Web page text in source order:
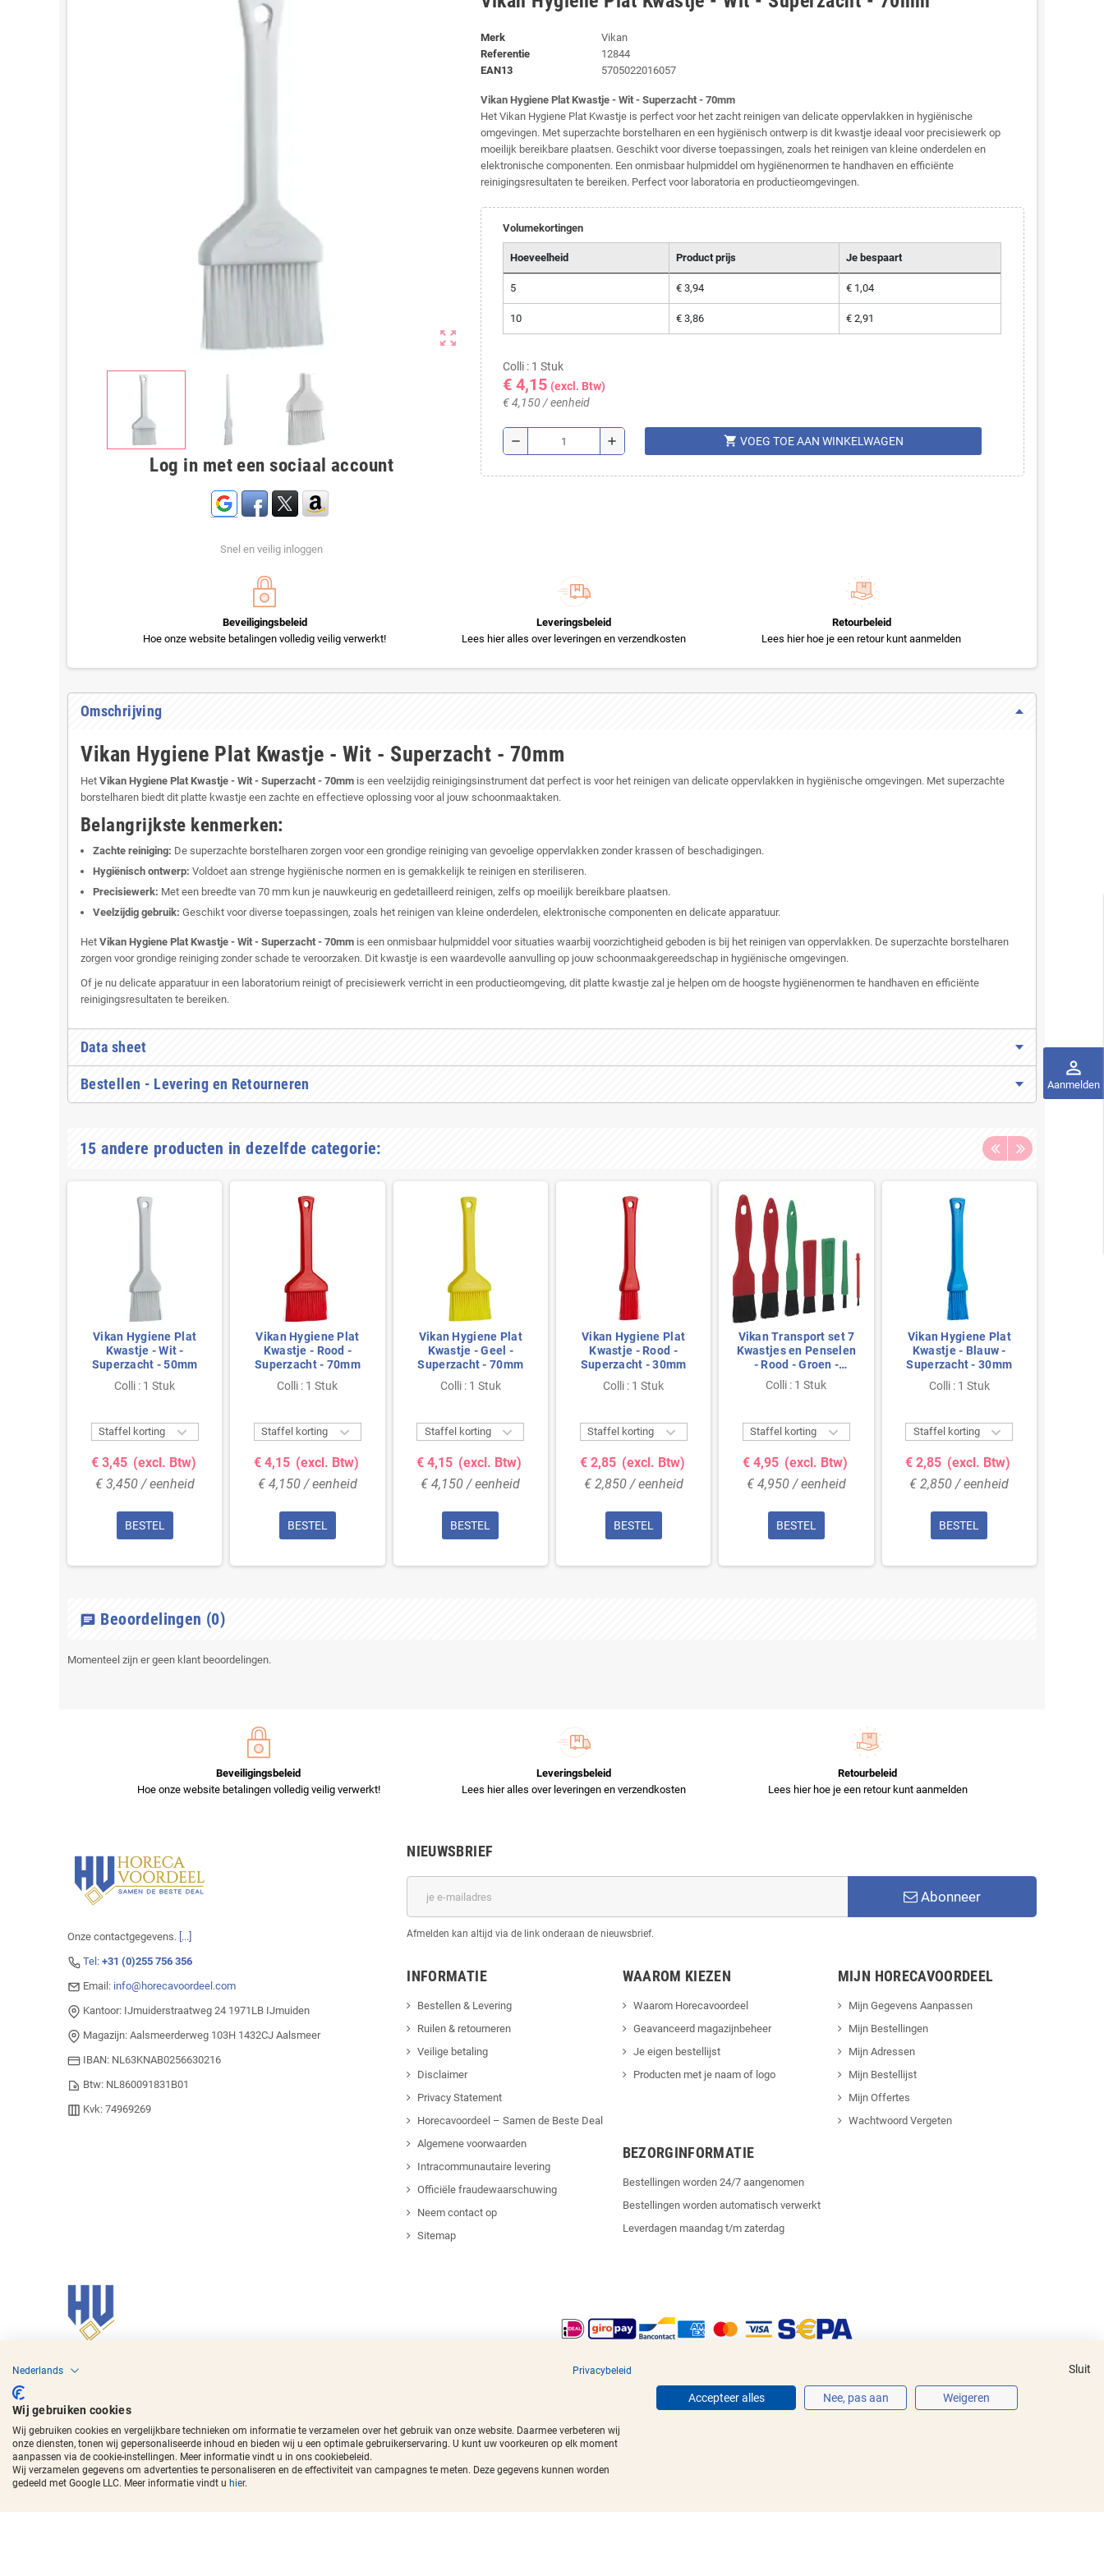
perm_identity
Aanmelden
zoom_out_map
Log in met een sociaal account
Snel en veilig inloggen
Merk
Vikan
Referentie
12844
EAN13
5705022016057
Vikan Hygiene Plat Kwastje - Wit - Superzacht - 70mm
Het Vikan Hygiene Plat Kwastje is perfect voor het zacht reinigen van delicate oppervlakken in hygiënische
omgevingen. Met superzachte borstelharen en een hygiënisch ontwerp is dit kwastje ideaal voor precisiewerk op
moeilijk bereikbare plaatsen. Geschikt voor diverse toepassingen, zoals het reinigen van kleine onderdelen en
elektronische componenten. Een onmisbaar hulpmiddel om hygiënenormen te handhaven en efficiënte
reinigingsresultaten te bereiken. Perfect voor laboratoria en productieomgevingen.
Volumekortingen
Hoeveelheid Product prijs Je bespaart
5 € 3,94 € 1,04
10 € 3,86 € 2,91
Colli : 1 Stuk
€ 4,15 (excl. Btw)
€ 4,150 / eenheid
remove add shopping_cart VOEG TOE AAN WINKELWAGEN
Beveiligingsbeleid
Hoe onze website betalingen volledig veilig verwerkt!
Leveringsbeleid
Lees hier alles over leveringen en verzendkosten
Retourbeleid
Lees hier hoe je een retour kunt aanmelden
Omschrijving
Vikan Hygiene Plat Kwastje - Wit - Superzacht - 70mm
Het Vikan Hygiene Plat Kwastje - Wit - Superzacht - 70mm is een veelzijdig reinigingsinstrument dat perfect is voor het reinigen van delicate oppervlakken in hygiënische omgevingen. Met superzachte
borstelharen biedt dit platte kwastje een zachte en effectieve oplossing voor al jouw schoonmaaktaken.
Belangrijkste kenmerken:
Zachte reiniging: De superzachte borstelharen zorgen voor een grondige reiniging van gevoelige oppervlakken zonder krassen of beschadigingen.
Hygiënisch ontwerp: Voldoet aan strenge hygiënische normen en is gemakkelijk te reinigen en steriliseren.
Precisiewerk: Met een breedte van 70 mm kun je nauwkeurig en gedetailleerd reinigen, zelfs op moeilijk bereikbare plaatsen.
Veelzijdig gebruik: Geschikt voor diverse toepassingen, zoals het reinigen van kleine onderdelen, elektronische componenten en delicate apparatuur.
Het Vikan Hygiene Plat Kwastje - Wit - Superzacht - 70mm is een onmisbaar hulpmiddel voor situaties waarbij voorzichtigheid geboden is bij het reinigen van oppervlakken. De superzachte borstelharen
zorgen voor grondige reiniging zonder schade te veroorzaken. Dit kwastje is een waardevolle aanvulling op jouw schoonmaakgereedschap in hygiënische omgevingen.
Of je nu delicate apparatuur in een laboratorium reinigt of precisiewerk verricht in een productieomgeving, dit platte kwastje zal je helpen om de hoogste hygiënenormen te handhaven en efficiënte
reinigingsresultaten te bereiken.
Data sheet
Bestellen - Levering en Retourneren
15 andere producten in dezelfde categorie:
Vikan Hygiene Plat
Kwastje - Wit -
Superzacht - 50mm
Colli : 1 Stuk
Staffel korting 
€ 3,45 (excl. Btw)
€ 3,450 / eenheid
BESTEL
Vikan Hygiene Plat
Kwastje - Rood -
Superzacht - 70mm
Colli : 1 Stuk
Staffel korting 
€ 4,15 (excl. Btw)
€ 4,150 / eenheid
BESTEL
Vikan Hygiene Plat
Kwastje - Geel -
Superzacht - 70mm
Colli : 1 Stuk
Staffel korting 
€ 4,15 (excl. Btw)
€ 4,150 / eenheid
BESTEL
Vikan Hygiene Plat
Kwastje - Rood -
Superzacht - 30mm
Colli : 1 Stuk
Staffel korting 
€ 2,85 (excl. Btw)
€ 2,850 / eenheid
BESTEL
Vikan Transport set 7
Kwastjes en Penselen
- Rood - Groen -
Zachte Vezels
Colli : 1 Stuk
Staffel korting 
€ 4,95 (excl. Btw)
€ 4,950 / eenheid
BESTEL
Vikan Hygiene Plat
Kwastje - Blauw -
Superzacht - 30mm
Colli : 1 Stuk
Staffel korting 
€ 2,85 (excl. Btw)
€ 2,850 / eenheid
BESTEL
chat Beoordelingen (0)
Momenteel zijn er geen klant beoordelingen.
Beveiligingsbeleid
Hoe onze website betalingen volledig veilig verwerkt!
Leveringsbeleid
Lees hier alles over leveringen en verzendkosten
Retourbeleid
Lees hier hoe je een retour kunt aanmelden
Onze contactgegevens. [...]
Tel: +31 (0)255 756 356
Email: info@horecavoordeel.com
Kantoor: IJmuiderstraatweg 24 1971LB IJmuiden
Magazijn: Aalsmeerderweg 103H 1432CJ Aalsmeer
IBAN: NL63KNAB0256630216
Btw: NL860091831B01
Kvk: 74969269
NIEUWSBRIEF
Abonneer
Afmelden kan altijd via de link onderaan de nieuwsbrief.
INFORMATIE
Bestellen & Levering
Ruilen & retourneren
Veilige betaling
Disclaimer
Privacy Statement
Horecavoordeel – Samen de Beste Deal
Algemene voorwaarden
Intracommunautaire levering
Officiële fraudewaarschuwing
Neem contact op
Sitemap
WAAROM KIEZEN
Waarom Horecavoordeel
Geavanceerd magazijnbeheer
Je eigen bestellijst
Producten met je naam of logo
MIJN HORECAVOORDEEL
Mijn Gegevens Aanpassen
Mijn Bestellingen
Mijn Adressen
Mijn Bestellijst
Mijn Offertes
Wachtwoord Vergeten
BEZORGINFORMATIE
Bestellingen worden 24/7 aangenomen
Bestellingen worden automatisch verwerkt
Leverdagen maandag t/m zaterdag
Sluit
Nederlands Privacybeleid
Wij gebruiken cookies
Wij gebruiken cookies en vergelijkbare technieken om informatie te verzamelen over het gebruik van onze website. Daarmee verbeteren wij
onze diensten, tonen wij gepersonaliseerde inhoud en bieden wij u een optimale gebruikerservaring. U kunt uw voorkeuren op elk moment
aanpassen via de cookie-instellingen. Meer informatie vindt u in ons cookiebeleid.
Wij verzamelen gegevens om advertenties te personaliseren en de effectiviteit van campagnes te meten. Deze gegevens kunnen worden
gedeeld met Google LLC. Meer informatie vindt u hier.
Accepteer alles Nee, pas aan Weigeren